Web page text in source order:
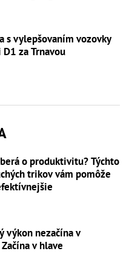
s vylepšovaním vozovky
za Trnavou
o produktivitu? Týchto
trikov vám pomôže
výkon nezačína v
v hlave